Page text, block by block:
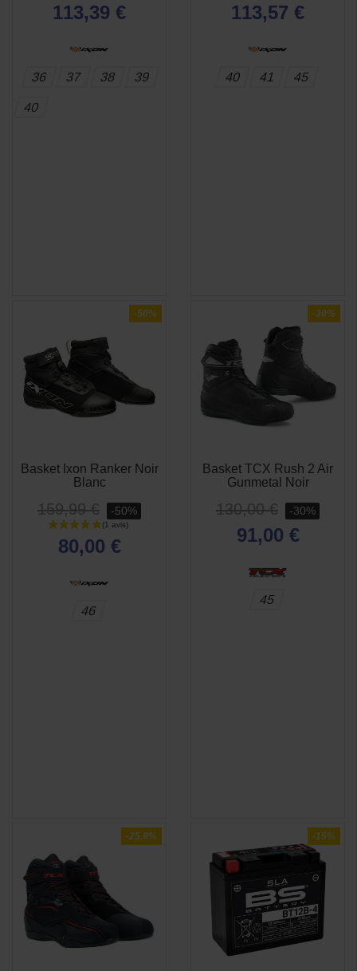
113,39 €
36 37 38 39
40
113,57 €
40 41 45
-50%
Basket Ixon Ranker Noir
Blanc
159,99 € -50%
80,00 €
46
-30%
Basket TCX Rush 2 Air
Gunmetal Noir
130,00 € -30%
91,00 €
45
-25,9%
APERÇU
RAPIDE
-15%
APERÇU
RAPIDE